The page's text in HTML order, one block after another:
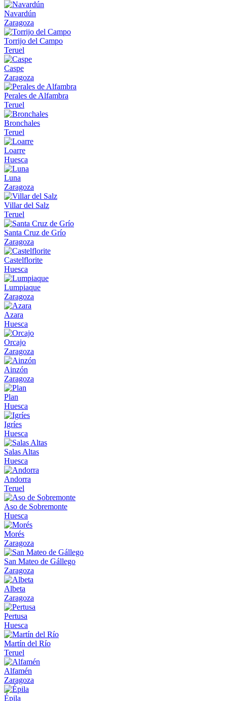
Navardún
Zaragoza
Torrijo del Campo
Teruel
Caspe
Zaragoza
Perales de Alfambra
Teruel
Bronchales
Teruel
Loarre
Huesca
Luna
Zaragoza
Villar del Salz
Teruel
Santa Cruz de Grío
Zaragoza
Castelflorite
Huesca
Lumpiaque
Zaragoza
Azara
Huesca
Orcajo
Zaragoza
Ainzón
Zaragoza
Plan
Huesca
Igríes
Huesca
Salas Altas
Huesca
Andorra
Teruel
Aso de Sobremonte
Huesca
Morés
Zaragoza
San Mateo de Gállego
Zaragoza
Albeta
Zaragoza
Pertusa
Huesca
Martín del Río
Teruel
Alfamén
Zaragoza
Épila